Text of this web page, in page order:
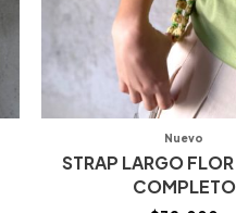
Nuevo
STRAP LARGO
COMPLETO